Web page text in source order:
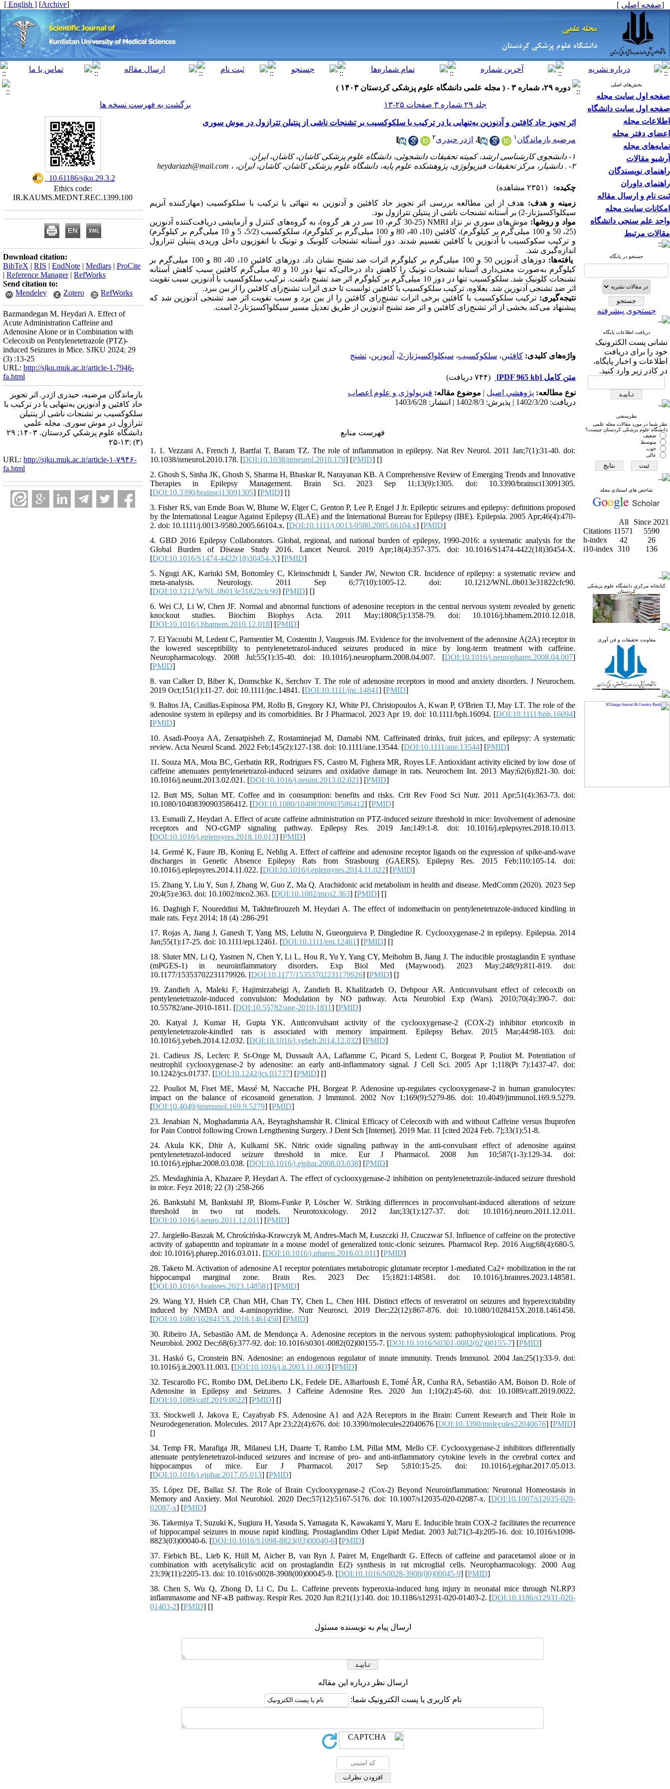
[صفحه اصلی ]
[
Archive
]
[ English ]
بخش‌های اصلی
صفحه اول سایت مجله
صفحه اول سایت دانشگاه
اطلاعات مجله
اعضای دفتر مجله
نمایه‌های مجله
آرشیو مقالات
راهنمای نویسندگان
راهنمای داوران
ثبت نام و ارسال مقاله
امکانات سایت مجله
واحد علم سنجی دانشگاه
مقالات مرتبط
جستجو در پایگاه
جستجوی پیشرفته
دریافت اطلاعات پایگاه
نشانی پست الکترونیک
خود را برای دریافت
اطلاعات و اخبار پایگاه،
در کادر زیر وارد کنید.
نظرسنجی
نظر شما در مورد مقالات مجله علمی
دانشگاه علوم پزشکی کردستان چیست؟
ضعیف
متوسط
خوب
عالی
شاخص های استنادی مجله
All
Since 2021
Citations 11571
5590
h-index
42
26
i10-index 310 136
کتابخانه مرکزی دانشگاه علوم پزشکی
کردستان
معاونت تحقیقات و فن آوری
دوره ۲۹، شماره ۳ - ( مجله علمی دانشگاه علوم پزشکی کردستان ۱۴۰۳ )
جلد ۲۹ شماره ۳ صفحات ۲۵-۱۳
برگشت به فهرست نسخه ها
اثر تجویز حاد کافئین و آدنوزین به‌تنهایی یا در ترکیب با سلکوکسیب بر تشنجات ناشی از پنتیلن تترازول در موش سوری
مرضیه بازماندگان ۱ ، اژدر حیدری۲
۱- دانشجوی کارشناسی ارشد، کمیته تحقیقات دانشجوئی، دانشگاه علوم پزشکی کاشان، کاشان، ایران.
۲- . دانشیار، مرکز تحقیقات فیزیولوژی، پژوهشکده علوم پایه، دانشگاه علوم پزشکی کاشان، کاشان، ایران، ،
heydariazh@mail.com
چکیده:
(۲۳۵۱ مشاهده)
زمینه و هدف: هدف از این مطالعه بررسی اثر تجویز حاد کافئین و آدنوزین به تنهائی یا ترکیب با سلکوکسیب (مهارکننده آنزیم
سیکلواکسیژناز-2)
بر آستانه تشنجات ناشی از پنتیلن تترازول بود.
مواد و روش­ها: موش‌های سوری نر نژادNMRI
(30-25 گرم، 10 سر در هر گروه)، به گروه‌های کنترل و آزمایشی دریافت‌کننده آدنوزین
(25، 50 و 100 میلی‌گرم بر کیلوگرم)، کافئین
(10، 40، 80 و 100 میلی‌گرم بر کیلوگرم)، سلکوکسیب (5/2، 5 و 10 میلی‌گرم بر کیلوگرم)
و ترکیب سکوکسیب با آدنوزین یا کافئین تقسیم شدند. دوز آستانه تشنجات کلونیک و تونیک با انفوزیون داخل وریدی پنتیلن تترازول
اندازه‌گیری شد.
یافته‌ها:
دوزهای آدنوزین 50 و 100 میلی‌گرم بر کیلوگرم اثرات ضد تشنج نشان داد. دوزهای کافئین 10، 40، 80 و 100 میلی‌گرم بر
کیلوگرم به‌صورت معنی‌داری آستانه تشنجات تونیک را کاهش داد درحالی‌که تنها دوز 10 و 40 میلی‌گرم کافئین سبب کاهش آستانه
تشنجات کلونیک شد. سلکوکسیب تنها در دوز 10 میلی‌گرم بر کیلوگرم اثر ضد تشنج داشت. ترکیب سلکوکسیب با آدنوزین سبب تقویت
اثر ضد تشنجی آدنوزین شد. بعلاوه، ترکیب سلکوکسیب با کافئین توانست تا حدی اثرات تشنج‌زای کافئین را از بین ببرد.
نتیجه‌گیری: ترکیب سلکوکسیب با کافئین برخی اثرات تشنج‌زای کافئین را از بین برد و سبب تقویت اثر ضد تشنجی آدنوزین شد که
پیشنهاد می‌کند بخشی از اثر تشنج‌زای کافئین و اثر ضد تشنج آدنوزین از طریق تعدیل مسیر سیکلواکسیژناز-2 است.
واژه‌های کلیدی: کافئین، سلکوکسیب، سیکلواکسیژناز-2 ، آدنوزین، تشنج
متن کامل [PDF 965 kb]
(۷۴۴ دریافت)
نوع مطالعه: پژوهشي اصیل | موضوع مقاله: فیزیولوژی و علوم اعصاب
دریافت: 1402/3/20 | پذیرش: 1402/8/3 | انتشار: 1403/6/28
فهرست منابع
1. 1. Vezzani A, French J, Bartfai T, Baram TZ. The role of inflammation in epilepsy. Nat Rev Neurol. 2011 Jan;7(1):31-40. doi:
10.1038/nrneurol.2010.178. [DOI:10.1038/nrneurol.2010.178] [PMID] []
2. Ghosh S, Sinha JK, Ghosh S, Sharma H, Bhaskar R, Narayanan KB. A Comprehensive Review of Emerging Trends and Innovative
Therapies in Epilepsy Management. Brain Sci. 2023 Sep 11;13(9):1305. doi: 10.3390/brainsci13091305.
[DOI:10.3390/brainsci13091305] [PMID] []
3. Fisher RS, van Emde Boas W, Blume W, Elger C, Genton P, Lee P, Engel J Jr. Epileptic seizures and epilepsy: definitions proposed
by the International League Against Epilepsy (ILAE) and the International Bureau for Epilepsy (IBE). Epilepsia. 2005 Apr;46(4):470-
2. doi: 10.1111/j.0013-9580.2005.66104.x. [DOI:10.1111/j.0013-9580.2005.66104.x] [PMID]
4. GBD 2016 Epilepsy Collaborators. Global, regional, and national burden of epilepsy, 1990-2016: a systematic analysis for the
Global Burden of Disease Study 2016. Lancet Neurol. 2019 Apr;18(4):357-375. doi: 10.1016/S1474-4422(18)30454-X.
[DOI:10.1016/S1474-4422(18)30454-X] [PMID]
5. Ngugi AK, Kariuki SM, Bottomley C, Kleinschmidt I, Sander JW, Newton CR. Incidence of epilepsy: a systematic review and
meta-analysis. Neurology. 2011 Sep 6;77(10):1005-12. doi: 10.1212/WNL.0b013e31822cfc90.
[DOI:10.1212/WNL.0b013e31822cfc90] [PMID] []
6. Wei CJ, Li W, Chen JF. Normal and abnormal functions of adenosine receptors in the central nervous system revealed by genetic
knockout studies. Biochim Biophys Acta. 2011 May;1808(5):1358-79. doi: 10.1016/j.bbamem.2010.12.018.
[DOI:10.1016/j.bbamem.2010.12.018] [PMID]
7. El Yacoubi M, Ledent C, Parmentier M, Costentin J, Vaugeois JM. Evidence for the involvement of the adenosine A(2A) receptor in
the lowered susceptibility to pentylenetetrazol-induced seizures produced in mice by long-term treatment with caffeine.
Neuropharmacology. 2008 Jul;55(1):35-40. doi: 10.1016/j.neuropharm.2008.04.007. [DOI:10.1016/j.neuropharm.2008.04.007]
[PMID]
8. van Calker D, Biber K, Domschke K, Serchov T. The role of adenosine receptors in mood and anxiety disorders. J Neurochem.
2019 Oct;151(1):11-27. doi: 10.1111/jnc.14841. [DOI:10.1111/jnc.14841] [PMID]
9. Baltos JA, Casillas-Espinosa PM, Rollo B, Gregory KJ, White PJ, Christopoulos A, Kwan P, O'Brien TJ, May LT. The role of the
adenosine system in epilepsy and its comorbidities. Br J Pharmacol. 2023 Apr 19. doi: 10.1111/bph.16094. [DOI:10.1111/bph.16094]
[PMID]
10. Asadi-Pooya AA, Zeraatpisheh Z, Rostaminejad M, Damabi NM. Caffeinated drinks, fruit juices, and epilepsy: A systematic
review. Acta Neurol Scand. 2022 Feb;145(2):127-138. doi: 10.1111/ane.13544. [DOI:10.1111/ane.13544] [PMID]
11. Souza MA, Mota BC, Gerbatin RR, Rodrigues FS, Castro M, Fighera MR, Royes LF. Antioxidant activity elicited by low dose of
caffeine attenuates pentylenetetrazol-induced seizures and oxidative damage in rats. Neurochem Int. 2013 May;62(6):821-30. doi:
10.1016/j.neuint.2013.02.021. [DOI:10.1016/j.neuint.2013.02.021] [PMID]
12. Butt MS, Sultan MT. Coffee and its consumption: benefits and risks. Crit Rev Food Sci Nutr. 2011 Apr;51(4):363-73. doi:
10.1080/10408390903586412. [DOI:10.1080/10408390903586412] [PMID]
13. Esmaili Z, Heydari A. Effect of acute caffeine administration on PTZ-induced seizure threshold in mice: Involvement of adenosine
receptors and NO-cGMP signaling pathway. Epilepsy Res. 2019 Jan;149:1-8. doi: 10.1016/j.eplepsyres.2018.10.013.
[DOI:10.1016/j.eplepsyres.2018.10.013] [PMID]
14. Germé K, Faure JB, Koning E, Nehlig A. Effect of caffeine and adenosine receptor ligands on the expression of spike-and-wave
discharges in Genetic Absence Epilepsy Rats from Strasbourg (GAERS). Epilepsy Res. 2015 Feb;110:105-14. doi:
10.1016/j.eplepsyres.2014.11.022. [DOI:10.1016/j.eplepsyres.2014.11.022] [PMID]
15. Zhang Y, Liu Y, Sun J, Zhang W, Guo Z, Ma Q. Arachidonic acid metabolism in health and disease. MedComm (2020). 2023 Sep
20;4(5):e363. doi: 10.1002/mco2.363. [DOI:10.1002/mco2.363] [PMID] []
16. Daghigh F, Noureddini M, Takhtefirouzeh M, Heydari A. The effect of indomethacin on pentylenetetrazole-induced kindling in
male rats. Feyz 2014; 18 (4) :286-291
17. Rojas A, Jiang J, Ganesh T, Yang MS, Lelutiu N, Gueorguieva P, Dingledine R. Cyclooxygenase-2 in epilepsy. Epilepsia. 2014
Jan;55(1):17-25. doi: 10.1111/epi.12461. [DOI:10.1111/epi.12461] [PMID] []
18. Sluter MN, Li Q, Yasmen N, Chen Y, Li L, Hou R, Yu Y, Yang CY, Meibohm B, Jiang J. The inducible prostaglandin E synthase
(mPGES-1) in neuroinflammatory disorders. Exp Biol Med (Maywood). 2023 May;248(9):811-819. doi:
10.1177/15353702231179926. [DOI:10.1177/15353702231179926] [PMID] []
19. Zandieh A, Maleki F, Hajimirzabeigi A, Zandieh B, Khalilzadeh O, Dehpour AR. Anticonvulsant effect of celecoxib on
pentylenetetrazole-induced convulsion: Modulation by NO pathway. Acta Neurobiol Exp (Wars). 2010;70(4):390-7. doi:
10.55782/ane-2010-1811. [DOI:10.55782/ane-2010-1811] [PMID]
20. Katyal J, Kumar H, Gupta YK. Anticonvulsant activity of the cyclooxygenase-2 (COX-2) inhibitor etoricoxib in
pentylenetetrazole-kindled rats is associated with memory impairment. Epilepsy Behav. 2015 Mar;44:98-103. doi:
10.1016/j.yebeh.2014.12.032. [DOI:10.1016/j.yebeh.2014.12.032] [PMID]
21. Cadieux JS, Leclerc P, St-Onge M, Dussault AA, Laflamme C, Picard S, Ledent C, Borgeat P, Pouliot M. Potentiation of
neutrophil cyclooxygenase-2 by adenosine: an early anti-inflammatory signal. J Cell Sci. 2005 Apr 1;118(Pt 7):1437-47. doi:
10.1242/jcs.01737. [DOI:10.1242/jcs.01737] [PMID] []
22. Pouliot M, Fiset ME, Massé M, Naccache PH, Borgeat P. Adenosine up-regulates cyclooxygenase-2 in human granulocytes:
impact on the balance of eicosanoid generation. J Immunol. 2002 Nov 1;169(9):5279-86. doi: 10.4049/jimmunol.169.9.5279.
[DOI:10.4049/jimmunol.169.9.5279] [PMID]
23. Jenabian N, Moghadamnia AA, Beyraghshamshir R. Clinical Efficacy of Celecoxib with and without Caffeine versus Ibuprofen
for Pain Control following Crown Lengthening Surgery. J Dent Sch [Internet]. 2019 Mar. 11 [cited 2024 Feb. 7];33(1):51-8.
24. Akula KK, Dhir A, Kulkarni SK. Nitric oxide signaling pathway in the anti-convulsant effect of adenosine against
pentylenetetrazol-induced seizure threshold in mice. Eur J Pharmacol. 2008 Jun 10;587(1-3):129-34. doi:
10.1016/j.ejphar.2008.03.038. [DOI:10.1016/j.ejphar.2008.03.038] [PMID]
25. Mesdaghinia A, Khazaee P, Heydari A. The effect of cyclooxygenase-2 inhibition on pentylenetetrazole-induced seizure threshold
in mice. Feyz 2018; 22 (3) :258-266
26. Bankstahl M, Bankstahl JP, Bloms-Funke P, Löscher W. Striking differences in proconvulsant-induced alterations of seizure
threshold in two rat models. Neurotoxicology. 2012 Jan;33(1):127-37. doi: 10.1016/j.neuro.2011.12.011.
[DOI:10.1016/j.neuro.2011.12.011] [PMID]
27. Jargiełło-Baszak M, Chrościńska-Krawczyk M, Andres-Mach M, Łuszczki JJ, Czuczwar SJ. Influence of caffeine on the protective
activity of gabapentin and topiramate in a mouse model of generalized tonic-clonic seizures. Pharmacol Rep. 2016 Aug;68(4):680-5.
doi: 10.1016/j.pharep.2016.03.011. [DOI:10.1016/j.pharep.2016.03.011] [PMID]
28. Taketo M. Activation of adenosine A1 receptor potentiates metabotropic glutamate receptor 1-mediated Ca2+ mobilization in the rat
hippocampal marginal zone. Brain Res. 2023 Dec 15;1821:148581. doi: 10.1016/j.brainres.2023.148581.
[DOI:10.1016/j.brainres.2023.148581] [PMID]
29. Wang YJ, Hsieh CP, Chan MH, Chan TY, Chen L, Chen HH. Distinct effects of resveratrol on seizures and hyperexcitability
induced by NMDA and 4-aminopyridine. Nutr Neurosci. 2019 Dec;22(12):867-876. doi: 10.1080/1028415X.2018.1461458.
[DOI:10.1080/1028415X.2018.1461458] [PMID]
30. Ribeiro JA, Sebastião AM, de Mendonça A. Adenosine receptors in the nervous system: pathophysiological implications. Prog
Neurobiol. 2002 Dec;68(6):377-92. doi: 10.1016/s0301-0082(02)00155-7. [DOI:10.1016/S0301-0082(02)00155-7] [PMID]
31. Haskó G, Cronstein BN. Adenosine: an endogenous regulator of innate immunity. Trends Immunol. 2004 Jan;25(1):33-9. doi:
10.1016/j.it.2003.11.003. [DOI:10.1016/j.it.2003.11.003] [PMID]
32. Tescarollo FC, Rombo DM, DeLiberto LK, Fedele DE, Alharfoush E, Tomé ÂR, Cunha RA, Sebastião AM, Boison D. Role of
Adenosine in Epilepsy and Seizures. J Caffeine Adenosine Res. 2020 Jun 1;10(2):45-60. doi: 10.1089/caff.2019.0022.
[DOI:10.1089/caff.2019.0022] [PMID] []
33. Stockwell J, Jakova E, Cayabyab FS. Adenosine A1 and A2A Receptors in the Brain: Current Research and Their Role in
Neurodegeneration. Molecules. 2017 Apr 23;22(4):676. doi: 10.3390/molecules22040676 [DOI:10.3390/molecules22040676] [PMID]
[]
34. Temp FR, Marafiga JR, Milanesi LH, Duarte T, Rambo LM, Pillat MM, Mello CF. Cyclooxygenase-2 inhibitors differentially
attenuate pentylenetetrazol-induced seizures and increase of pro- and anti-inflammatory cytokine levels in the cerebral cortex and
hippocampus of mice. Eur J Pharmacol. 2017 Sep 5;810:15-25. doi: 10.1016/j.ejphar.2017.05.013.
[DOI:10.1016/j.ejphar.2017.05.013] [PMID]
35. López DE, Ballaz SJ. The Role of Brain Cyclooxygenase-2 (Cox-2) Beyond Neuroinflammation: Neuronal Homeostasis in
Memory and Anxiety. Mol Neurobiol. 2020 Dec;57(12):5167-5176. doi: 10.1007/s12035-020-02087-x. [DOI:10.1007/s12035-020-
02087-x] [PMID]
36. Takemiya T, Suzuki K, Sugiura H, Yasuda S, Yamagata K, Kawakami Y, Maru E. Inducible brain COX-2 facilitates the recurrence
of hippocampal seizures in mouse rapid kindling. Prostaglandins Other Lipid Mediat. 2003 Jul;71(3-4):205-16. doi: 10.1016/s1098-
8823(03)00040-6. [DOI:10.1016/S1098-8823(03)00040-6] [PMID]
37. Fiebich BL, Lieb K, Hüll M, Aicher B, van Ryn J, Pairet M, Engelhardt G. Effects of caffeine and paracetamol alone or in
combination with acetylsalicylic acid on prostaglandin E(2) synthesis in rat microglial cells. Neuropharmacology. 2000 Aug
23;39(11):2205-13. doi: 10.1016/s0028-3908(00)00045-9. [DOI:10.1016/S0028-3908(00)00045-9] [PMID]
38. Chen S, Wu Q, Zhong D, Li C, Du L. Caffeine prevents hyperoxia-induced lung injury in neonatal mice through NLRP3
inflammasome and NF-κB pathway. Respir Res. 2020 Jun 8;21(1):140. doi: 10.1186/s12931-020-01403-2. [DOI:10.1186/s12931-020-
01403-2] [PMID] []
ارسال پیام به نویسنده مسئول
ارسال نظر درباره این مقاله
نام کاربری یا پست الکترونیک شما:
‎ 10.61186/sjku.29.3.2
Ethics code:
IR.KAUMS.MEDNT.REC.1399.100
Download citation:
BibTeX | RIS | EndNote | Medlars | ProCite
| Reference Manager| RefWorks
Send citation to:
Mendeley
Zotero RefWorks
Bazmandegan M, Heydari A. Effect of
Acute Administration Caffeine and
Adenosine Alone or in Combination with
Celecoxib on Pentylenetetrazole (PTZ)-
induced Seizures in Mice. SJKU 2024; 29
(3) :13-25
URL: http://sjku.muk.ac.ir/article-1-7946-
fa.html
بازماندگان مرضیه، حیدری اژدر. اثر تجویز
حاد کافئین و آدنوزین به‌تنهایی یا در ترکیب با
سلکوکسیب بر تشنجات ناشی از پنتیلن
تترازول در موش سوری. مجله علمي
دانشگاه علوم پزشكي كردستان. ۱۴۰۳; ۲۹
(۳) :۱۳-۲۵
URL: http://sjku.muk.ac.ir/article-۱-۷۹۴۶-
fa.html